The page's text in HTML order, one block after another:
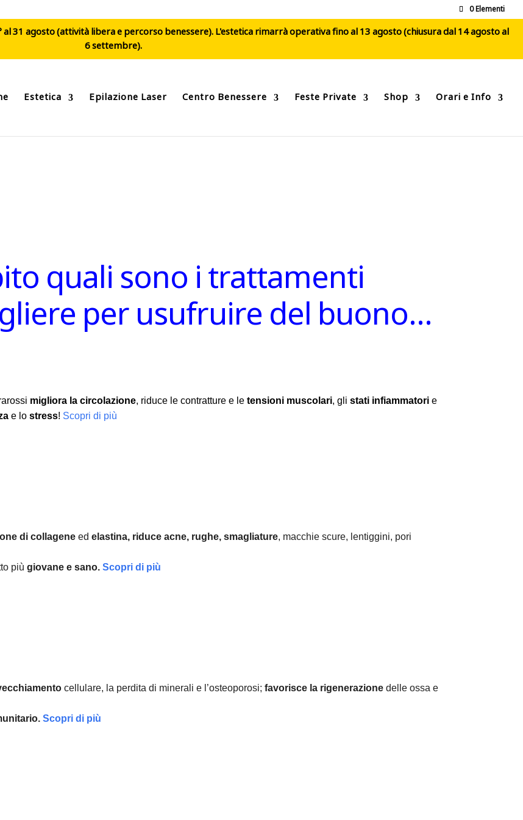
0 Elementi
31 agosto (attività libera e percorso benessere). L'estetica rimarrà operativa fino al 13 agosto (chiusura dal 14 agosto al
6 settembre).
Estetica Epilazione Laser Centro Benessere Feste Private Shop Orari e Info
quali sono i trattamenti
per usufruire del buono…
migliora la circolazione, riduce le contratture e letensioni muscolari, glistati infiammatorie
e lostress! Scopri di più
di collageneed elastina, riduce acne, rughe, smagliature, macchie scure, lentiggini, pori
piùgiovane e sano.Scopri di più
cellulare, la perdita di minerali e l’osteoporosi;favorisce la rigenerazione delle ossa e
Scopri di più